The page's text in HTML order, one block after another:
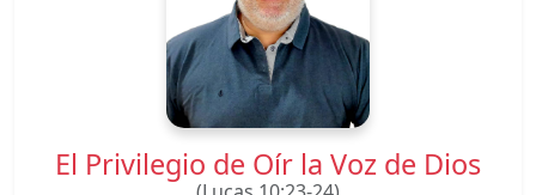
El Privilegio de Oír la Voz de Dios